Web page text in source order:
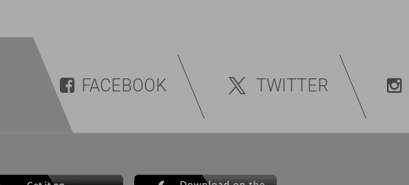
FACEBOOK TWITTER